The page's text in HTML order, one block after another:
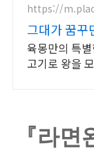
https://
그대가 꿈꾸
육몽만의 특
고기로 왕을
『라면